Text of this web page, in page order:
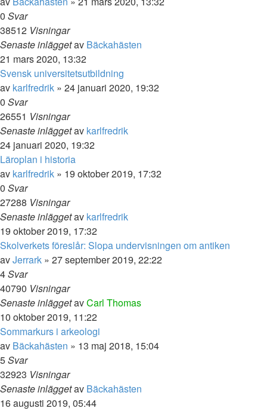
0 Svar
38512 Visningar
Senaste inläggetav Bäckahästen
21 mars 2020, 13:32
Svensk universitetsutbildning
av karlfredrik » 24 januari 2020, 19:32
0 Svar
26551 Visningar
Senaste inläggetav karlfredrik
24 januari 2020, 19:32
Läroplan i historia
av karlfredrik » 19 oktober 2019, 17:32
0 Svar
27288 Visningar
Senaste inläggetav karlfredrik
19 oktober 2019, 17:32
Skolverkets föreslår: Slopa undervisningen om antiken
avJerrark » 27 september 2019, 22:22
4Svar
40790 Visningar
Senaste inläggetavCarl Thomas
10 oktober 2019, 11:22
Sommarkurs i arkeologi
av Bäckahästen » 13 maj 2018, 15:04
5Svar
32923 Visningar
Senaste inläggetav Bäckahästen
16 augusti 2019, 05:44